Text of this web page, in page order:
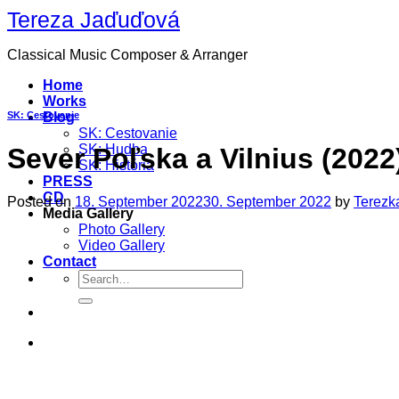
Skip
to
content
Tereza Jaďuďová
Classical Music Composer & Arranger
Home
Works
Blog
SK: Cestovanie
SK: Hudba
SK: História
PRESS
CD
Media Gallery
Photo Gallery
Video Gallery
Contact
SK: Cestovanie
Sever Poľska a Vilnius
Posted on 18. September 202230. September 2022 by